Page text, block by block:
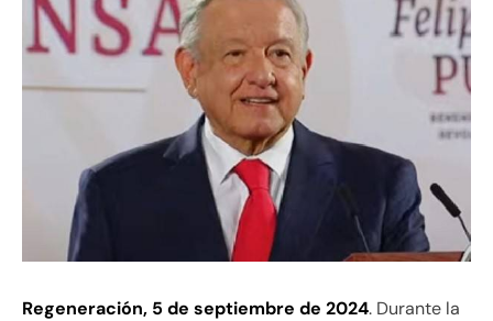
Regeneración, 5 de septiembre de 2024. Durante la